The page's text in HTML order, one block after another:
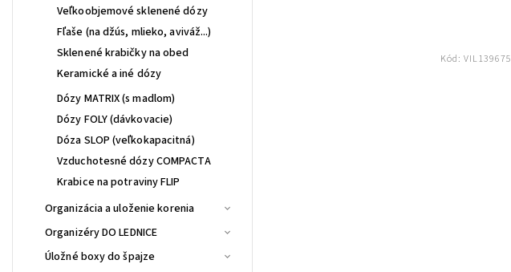
Veľkoobjemové sklenené dózy
Fľaše (na džús, mlieko, aviváž...)
Sklenené krabičky na obed
Keramické a iné dózy
Dózy MATRIX (s madlom)
Dózy FOLY (dávkovacie)
Dóza SLOP (veľkokapacitná)
Vzduchotesné dózy COMPACTA
Krabice na potraviny FLIP
Organizácia a uloženie korenia
Organizéry DO LEDNICE
Úložné boxy do špajze
Kód:VIL139675